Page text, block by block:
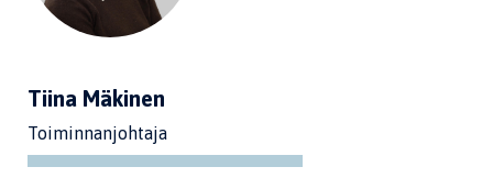
Tiina Mäkinen
Toiminnanjohtaja